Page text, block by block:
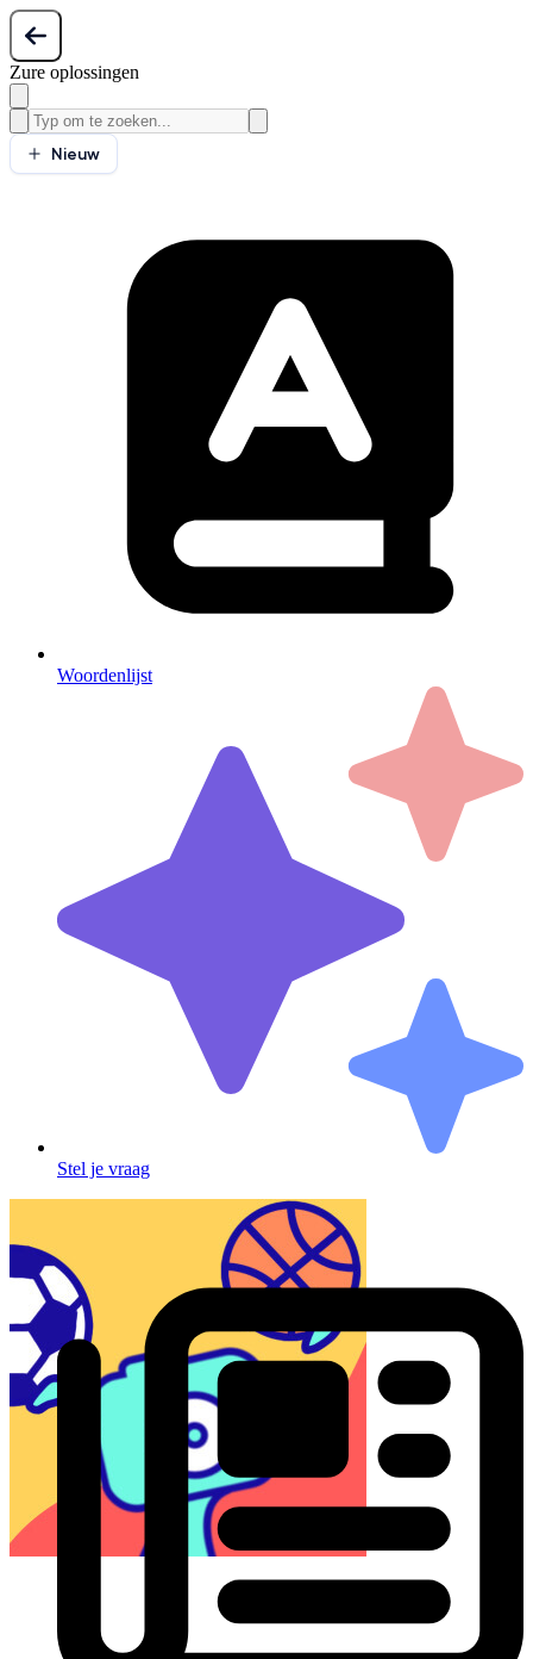
Zure oplossingen
Nieuw
Woordenlijst
Stel je vraag